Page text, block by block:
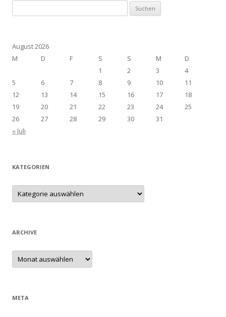
nach:
August 2026
M
D F S S M
D
1
2 3
4
5
6 7 8 9 10
11
12
13 14 15 16 17
18
19
20 21 22 23 24
25
26
27 28 29 30
31
« Juli
KATEGORIEN
Kategorien
ARCHIVE
Archive
META